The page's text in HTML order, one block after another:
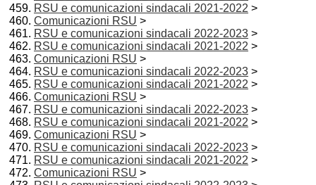
RSU e comunicazioni sindacali 2021-2022 >
Comunicazioni RSU >
RSU e comunicazioni sindacali 2022-2023 >
RSU e comunicazioni sindacali 2021-2022 >
Comunicazioni RSU >
RSU e comunicazioni sindacali 2022-2023 >
RSU e comunicazioni sindacali 2021-2022 >
Comunicazioni RSU >
RSU e comunicazioni sindacali 2022-2023 >
RSU e comunicazioni sindacali 2021-2022 >
Comunicazioni RSU >
RSU e comunicazioni sindacali 2022-2023 >
RSU e comunicazioni sindacali 2021-2022 >
Comunicazioni RSU >